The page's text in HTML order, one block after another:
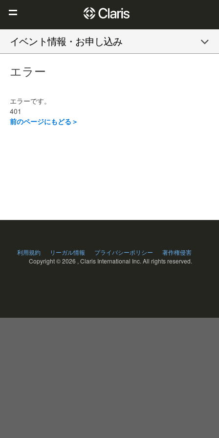
Claris を選ぶ理由
Claris FileMaker
イベント情報・お申し込み
エラー
エラーです。
401
前のページにもどる＞
利用規約 リーガル情報 プライバシーポリシー
著作権侵害
Copyright ©2026 , Claris International Inc. All rights reserved.